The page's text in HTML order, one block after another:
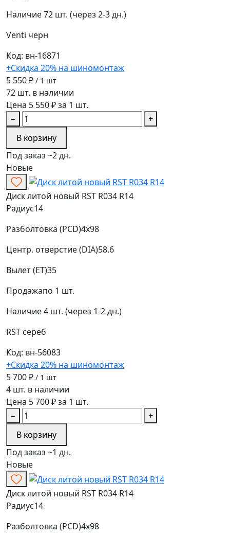
Наличие72 шт. (через 2-3 дн.)
Venti черн
Код: вн-16871
+Скидка 20% на шиномонтаж
5 550 ₽ / 1 шт
72 шт. в наличии
Цена 5 550 ₽ за 1 шт.
−
+
В корзину
Под заказ ~2 дн.
Новые
Диск литой новый RST R034 R14
Радиус14
Разболтовка (PCD)4x98
Центр. отверстие (DIA)58.6
Вылет (ET)35
Продажапо 1 шт.
Наличие4 шт. (через 1-2 дн.)
RST сереб
Код: вн-56083
+Скидка 20% на шиномонтаж
5 700 ₽ / 1 шт
4 шт. в наличии
Цена 5 700 ₽ за 1 шт.
−
+
В корзину
Под заказ ~1 дн.
Новые
Диск литой новый RST R034 R14
Радиус14
Разболтовка (PCD)4x98